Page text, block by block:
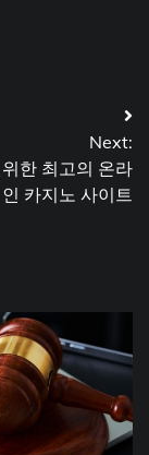
Next:
한 최고의 온라
인 카지노 사이트